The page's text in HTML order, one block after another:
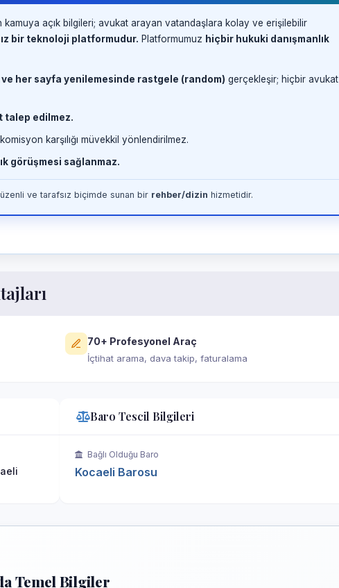
kamuya açık bilgileri; avukat arayan vatandaşlara kolay ve erişilebilir
bir teknoloji platformudur. Platformumuz hiçbir hukuki danışmanlık
ve her sayfa yenilemesinde rastgele (random) gerçekleşir; hiçbir avukat
talep edilmez.
karşılığı müvekkil yönlendirilmez.
görüşmesi sağlanmaz.
ve tarafsız biçimde sunan bir rehber/dizin hizmetidir.
70+ Profesyonel Araç
İçtihat arama, dava takip, faturalama
Baro Tescil Bilgileri
Bağlı Olduğu Baro
Kocaeli Barosu
Temel Bilgiler